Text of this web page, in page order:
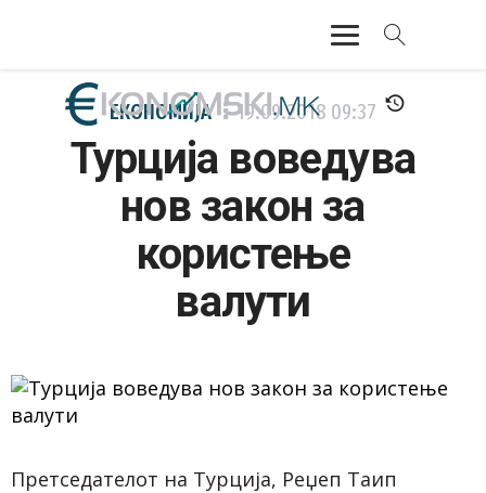
АКТУЕЛНО
ЕКОНОМИЈА
ФИНАНСИИ
БАНКАРСТВО
МОЗАИК
ЕКОНОМИЈА 19.09.2018 09:37
Турција воведува
нов закон за
користење
валути
Претседателот на Турција, Реџеп Таип